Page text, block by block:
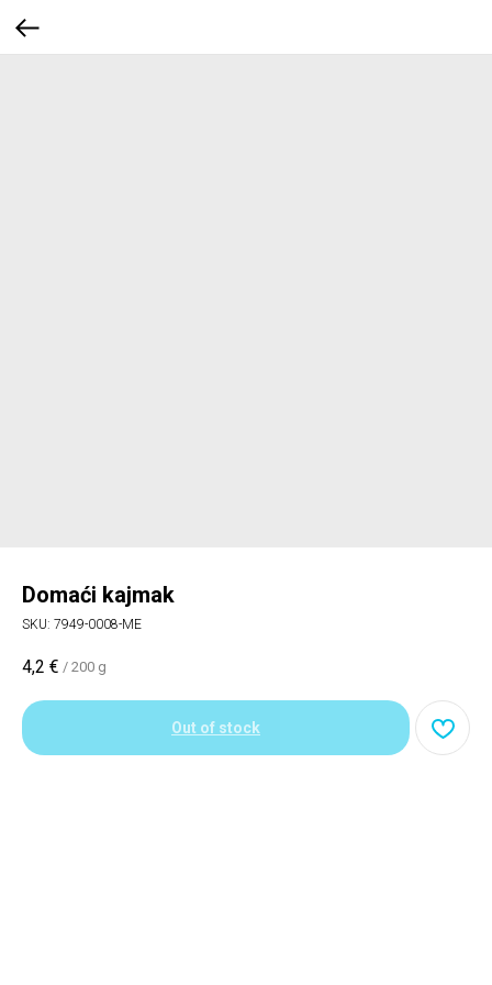
Domaći kajmak
SKU: 7949-0008-ME
4,2 € / 200 g
Out of stock